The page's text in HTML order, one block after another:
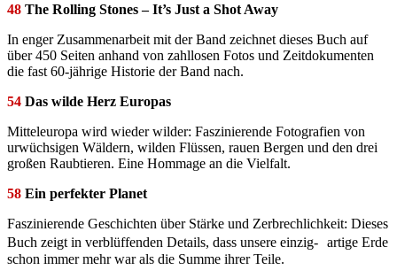
48 The Rolling Stones – It’s Just a Shot Away
In enger Zusammenarbeit mit der Band zeichnet dieses Buch auf
über 450 Seiten anhand von zahllosen Fotos und Zeitdokumenten
die fast 60-jährige Historie der Band nach.
54 Das wilde Herz Europas
Mitteleuropa wird wieder wilder: Faszinierende Fotografien von
urwüchsigen Wäldern, wilden Flüssen, rauen Bergen und den drei
großen Raubtieren. Eine Hommage an die Vielfalt.
58 Ein perfekter Planet
Faszinierende Geschichten über Stärke und Zerbrechlichkeit: Dieses
Buch zeigt in verblüffenden Details, dass unsere einzig- artige Erde
schon immer mehr war als die Summe ihrer Teile.